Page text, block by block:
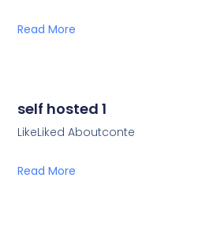
Read More
self hosted 1
LikeLiked Aboutconte
Read More